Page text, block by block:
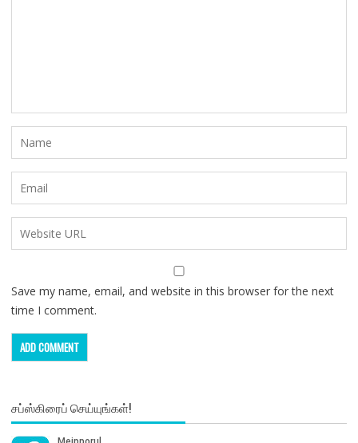
Save my name, email, and website in this browser for the next
time I comment.
சப்ஸ்கிரைப் செய்யுங்கள்!